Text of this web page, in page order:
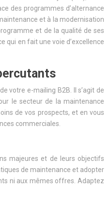
des programmes d’alternance
et à la modernisation
et de la qualité de ses
qui en fait une voie d’excellence
votre e-mailing B2B. Il s’agit de
le secteur de la maintenance
de vos prospects, et en vous
commerciales.
majeures et de leurs objectifs
de maintenance et adopter
ni aux mêmes offres. Adaptez